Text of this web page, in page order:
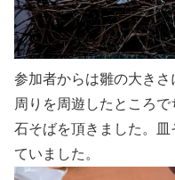
参加者からは雛の大き
周りを周遊したところ
石そばを頂きました。
ていました。